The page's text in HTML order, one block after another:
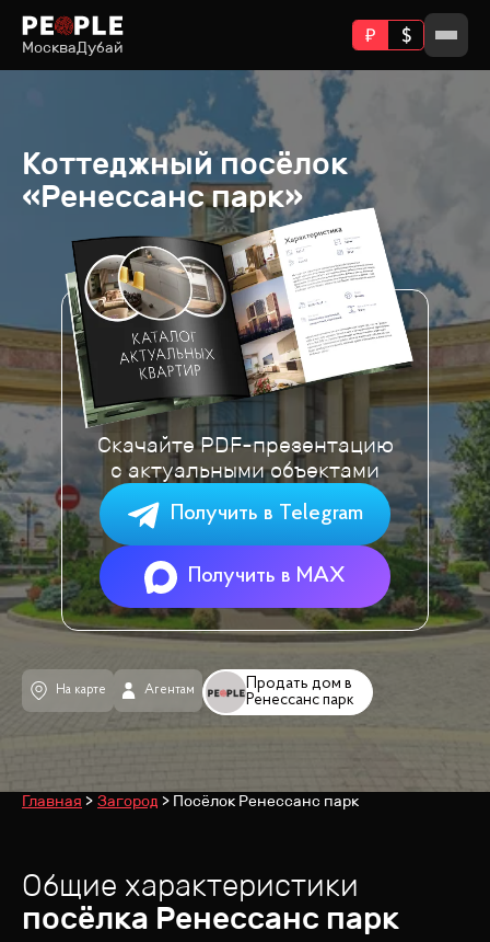
МоскваДубай
Коттеджный посёлок
«Ренессанс парк»
Продать дом в
Ренессанс парк
На карте Агентам
Скачайте PDF-презентацию
с актуальными объектами
Получить в Telegram
Получить в MAX
Главная Загород Посёлок Ренессанс парк
Общие характеристики
посёлка Ренессанс парк